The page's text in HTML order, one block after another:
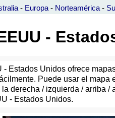
- Europa - Norteamérica -
-
- Estados Unidos ofrece
Puede usar el
derecha / izquierda / arriba
- Estados Unidos.